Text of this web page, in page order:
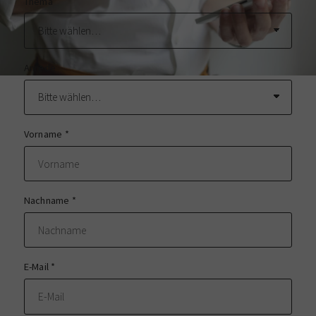
Vorname *
Nachname *
E-Mail *